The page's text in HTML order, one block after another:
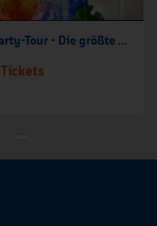
OLÉ Party-Tour - Die größte Mallorca Party-Tour der Welt
Tickets